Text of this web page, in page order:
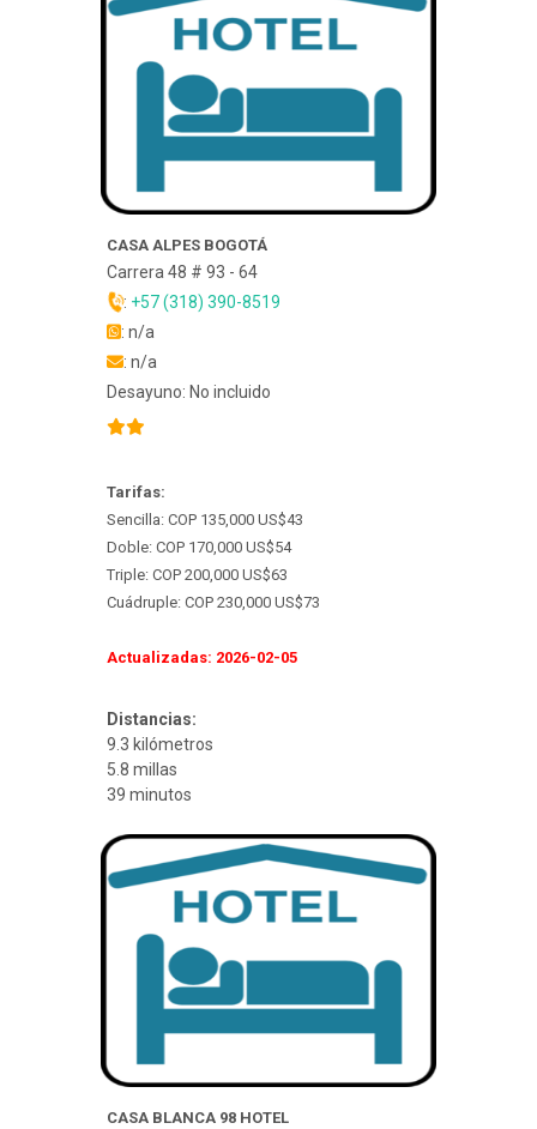
CASA ALPES BOGOTÁ
Carrera 48 # 93 - 64
: +57 (318) 390-8519
: n/a
: n/a
Desayuno: No incluido
Tarifas:
Sencilla: COP 135,000 US$43
Doble: COP 170,000 US$54
Triple: COP 200,000 US$63
Cuádruple: COP 230,000 US$73
Actualizadas: 2026-02-05
Distancias:
9.3 kilómetros
5.8 millas
39 minutos
CASA BLANCA 98 HOTEL